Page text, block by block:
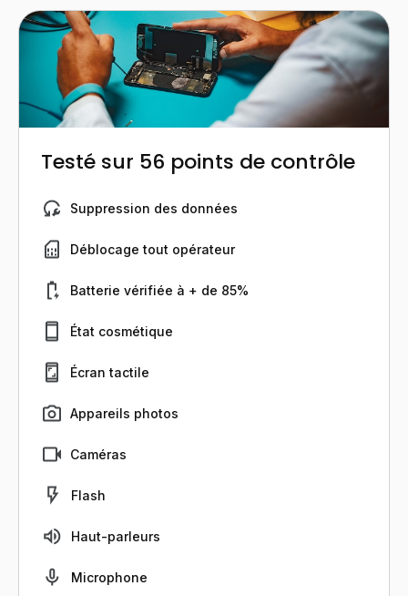
Testé sur 56 points de contrôle
Suppression des données
Déblocage tout opérateur
Batterie vérifiée à + de 85%
État cosmétique
Écran tactile
Appareils photos
Caméras
Flash
Haut-parleurs
Microphone